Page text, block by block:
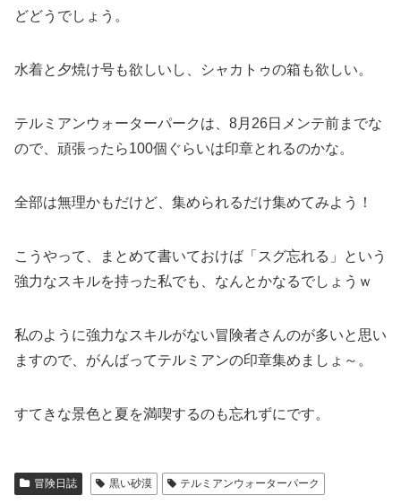
どどうでしょう。
水着と夕焼け号も欲しいし、シャカトゥの箱も欲しい。
テルミアンウォーターパークは、8月26日メンテ前までな
ので、頑張ったら100個ぐらいは印章とれるのかな。
全部は無理かもだけど、集められるだけ集めてみよう！
こうやって、まとめて書いておけば「スグ忘れる」という
強力なスキルを持った私でも、なんとかなるでしょうｗ
私のように強力なスキルがない冒険者さんのが多いと思い
ますので、がんばってテルミアンの印章集めましょ～。
すてきな景色と夏を満喫するのも忘れずにです。
冒険日誌 黒い砂漠 テルミアンウォーターパーク